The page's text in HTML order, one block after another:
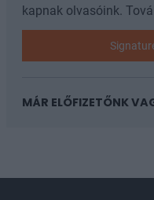
kapnak olvasóink.
MÁR ELŐFIZETŐNK